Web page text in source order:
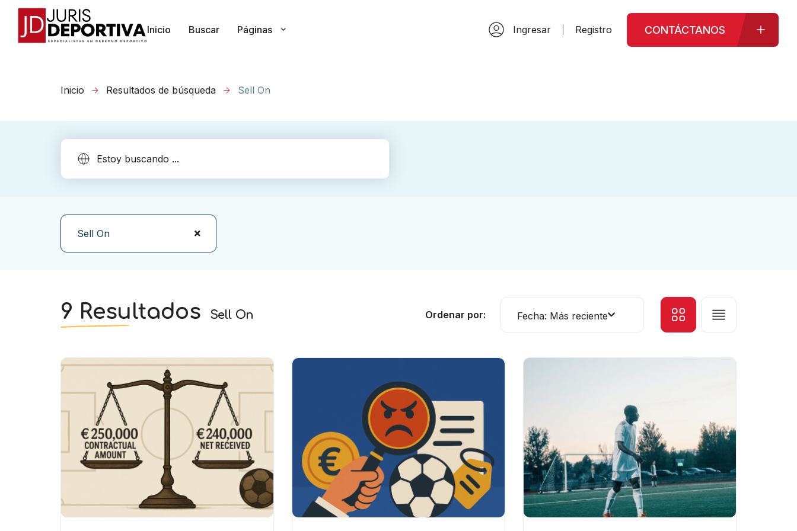
Inicio Buscar Páginas Ingresar Registro CONTÁCTANOS
Inicio Resultados de búsqueda Sell On
Sell On
9 Resultados Sell On Ordenar por: Fecha: Más reciente